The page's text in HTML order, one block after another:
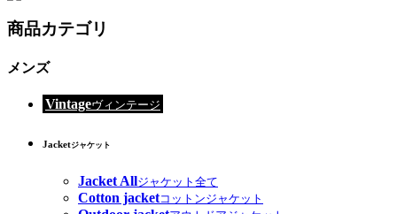
商品カテゴリ
メンズ
Vintageヴィンテージ
Jacketジャケット
Jacket Allジャケット全て
Cotton jacketコットンジャケット